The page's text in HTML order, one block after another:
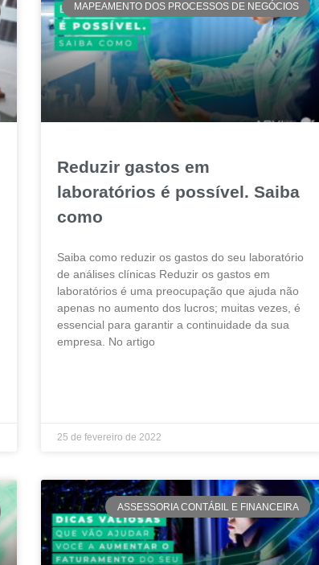
MAPEAMENTO DOS PROCESSOS DE NEGÓCIOS
Reduzir gastos em
laboratórios é possível. Saiba
como
Saiba como reduzir os gastos do seu laboratório
de análises clínicas Reduzir os gastos em
laboratórios é uma preocupação que ajuda não
apenas no aumento dos lucros; muitas vezes, é
essencial para garantir a continuidade da sua
empresa. No artigo
25 de fevereiro de 2022
ASSESSORIA CONTÁBIL E FINANCEIRA